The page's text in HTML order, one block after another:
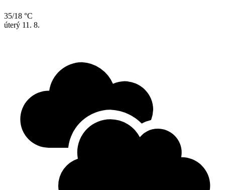
35/18 °C
úterý 11. 8.